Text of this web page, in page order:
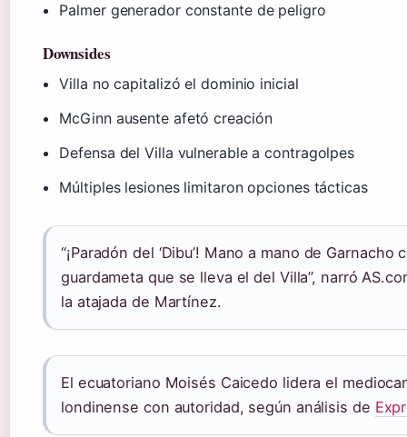
Palmer generador constante de peligro
Downsides
Villa no capitalizó el dominio inicial
McGinn ausente afetó creación
Defensa del Villa vulnerable a contragolpes
Múltiples lesiones limitaron opciones tácticas
“¡Paradón del ‘Dibu’! Mano a mano de Garnacho
guardameta que se lleva el del Villa”, narró
la atajada de Martínez.
El ecuatoriano Moisés Caicedo lidera el
londinense con autoridad, según análisis de